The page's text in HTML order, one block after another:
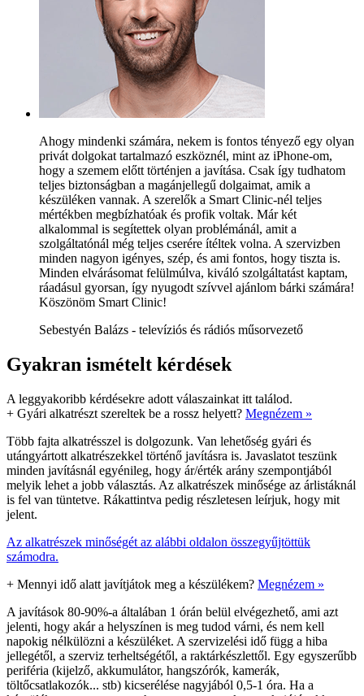
Ahogy mindenki számára, nekem is fontos tényező egy olyan
privát dolgokat tartalmazó eszköznél, mint az iPhone-om,
hogy a szemem előtt történjen a javítása. Csak így tudhatom
teljes biztonságban a magánjellegű dolgaimat, amik a
készüléken vannak. A szerelők a Smart Clinic-nél teljes
mértékben megbízhatóak és profik voltak. Már két
alkalommal is segítettek olyan problémánál, amit a
szolgáltatónál még teljes cserére ítéltek volna. A szervizben
minden nagyon igényes, szép, és ami fontos, hogy tiszta is.
Minden elvárásomat felülmúlva, kiváló szolgáltatást kaptam,
ráadásul gyorsan, így nyugodt szívvel ajánlom bárki számára!
Köszönöm Smart Clinic!
Sebestyén Balázs - televíziós és rádiós műsorvezető
Gyakran ismételt kérdések
A leggyakoribb kérdésekre adott válaszainkat itt találod.
+ Gyári alkatrészt szereltek be a rossz helyett? Megnézem »
Több fajta alkatrésszel is dolgozunk. Van lehetőség gyári és
utángyártott alkatrészekkel történő javításra is. Javaslatot teszünk
minden javításnál egyénileg, hogy ár/érték arány szempontjából
melyik lehet a jobb választás. Az alkatrészek minősége az árlistáknál
is fel van tüntetve. Rákattintva pedig részletesen leírjuk, hogy mit
jelent.
Az alkatrészek minőségét az alábbi oldalon összegyűjtöttük
számodra.
+ Mennyi idő alatt javítjátok meg a készülékem? Megnézem »
A javítások 80-90%-a általában 1 órán belül elvégezhető, ami azt
jelenti, hogy akár a helyszínen is meg tudod várni, és nem kell
napokig nélkülözni a készüléket. A szervizelési idő függ a hiba
jellegétől, a szerviz terheltségétől, a raktárkészlettől. Egy egyszerűbb
periféria (kijelző, akkumulátor, hangszórók, kamerák,
töltőcsatlakozók... stb) kicserélése nagyjából 0,5-1 óra. Ha a